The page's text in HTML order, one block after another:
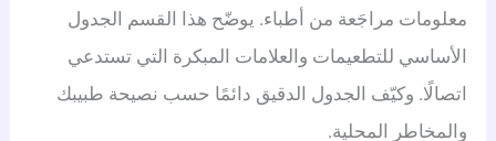
معلومات مراجَعة من أطباء. يوضّح هذا القسم الجدول
الأساسي للتطعيمات والعلامات المبكرة التي تستدعي
اتصالًا. وكيّف الجدول الدقيق دائمًا حسب نصيحة طبيبك
والمخاطر المحلية.